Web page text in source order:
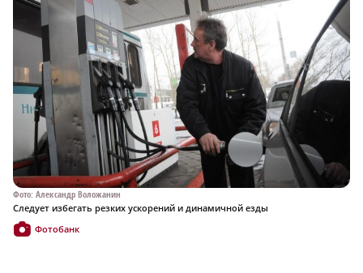
Фото: Александр Воложанин
Следует избегать резких ускорений и динамичной езды
Фотобанк